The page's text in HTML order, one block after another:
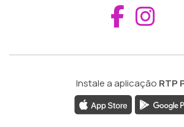
Instale a aplicação RTP